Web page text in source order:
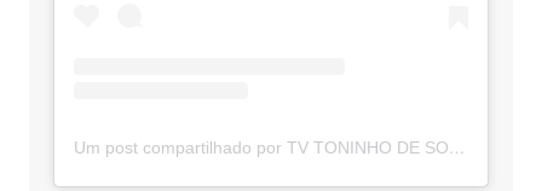
Um post compartilhado por TV TONINHO DE SOUZA (@toninhodesouzamt)